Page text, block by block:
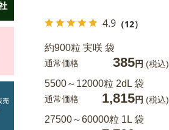
4.9 （12）
約900粒 実咲 袋
通常価格 385円 (税込)
5500～12000粒 2dL 袋
通常価格 1,815円 (税込)
27500～60000粒 1L 袋